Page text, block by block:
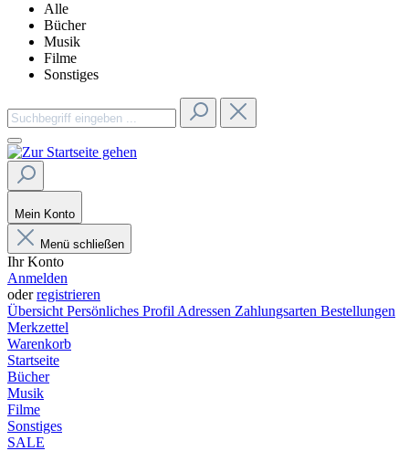
Alle
Bücher
Musik
Filme
Sonstiges
Mein Konto
Menü schließen
Ihr Konto
Anmelden
oderregistrieren
Übersicht Persönliches Profil Adressen Zahlungsarten Bestellungen
Merkzettel
Warenkorb
Startseite
Bücher
Musik
Filme
Sonstiges
SALE